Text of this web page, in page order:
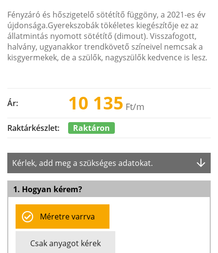
Fényzáró és hőszigetelő sötétítő függöny, a 2021-es év
újdonsága.Gyerekszobák tökéletes kiegészítője ez az
állatmintás nyomott sötétítő (dimout). Visszafogott,
halvány, ugyanakkor trendkövető színeivel nemcsak a
kisgyermekek, de a szülők, nagyszülők kedvence is lesz.
Ár: 10 135 Ft/m
Raktárkészlet: Raktáron
Kérlek, add meg a szükséges adatokat.
1. Hogyan kérem?
Méretre varrva
Csak anyagot kérek